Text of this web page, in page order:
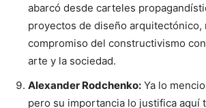
abarcó desde carteles
proyectos de diseño arquitectónico,
compromiso del constructivismo
arte y la sociedad.
Alexander Rodchenko: Ya lo
pero su importancia lo justifica aquí